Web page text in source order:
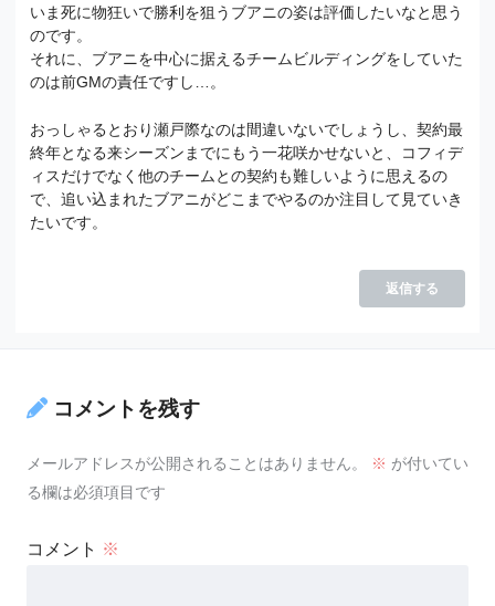
いま死に物狂いで勝利を狙うブアニの姿は評価したいなと思う
のです。
それに、ブアニを中心に据えるチームビルディングをしていた
のは前GMの責任ですし…。
おっしゃるとおり瀬戸際なのは間違いないでしょうし、契約最
終年となる来シーズンまでにもう一花咲かせないと、コフィデ
ィスだけでなく他のチームとの契約も難しいように思えるの
で、追い込まれたブアニがどこまでやるのか注目して見ていき
たいです。
返信する
コメントを残す
メールアドレスが公開されることはありません。 ※ が付いてい
る欄は必須項目です
コメント ※